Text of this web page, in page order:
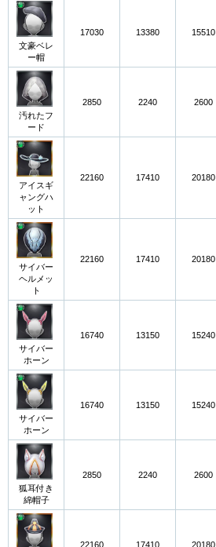
文豪ベレ
ー帽
17030 13380 15510
汚れたフ
ード
2850 2240 2600
アイスギ
ャングハ
ット
22160 17410 20180
サイバー
ヘルメッ
ト
22160 17410 20180
サイバー
ホーン
16740 13150 15240
サイバー
ホーン
16740 13150 15240
狐耳付き
綿帽子
2850 2240 2600
22160 17410 20180